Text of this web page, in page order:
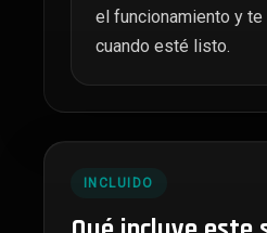
el funcionamiento y
cuando esté listo.
INCLUIDO